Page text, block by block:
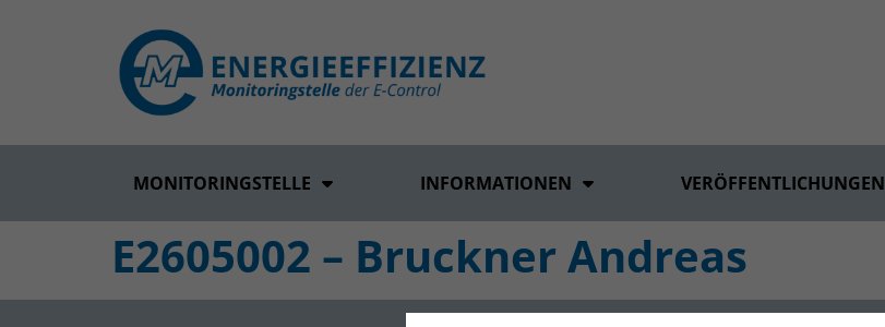
MONITORINGSTELLE INFORMATIONEN VERÖFFENTLICHUNGEN
E2605002 – Bruckner Andreas